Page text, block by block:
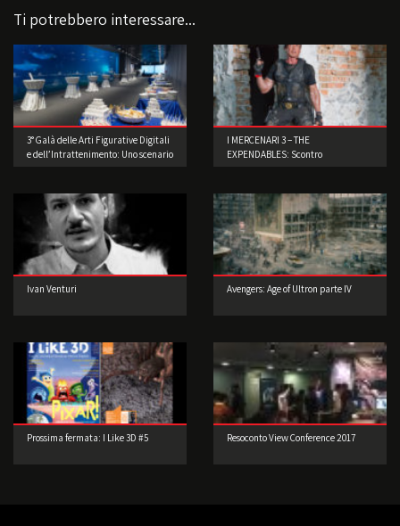
Ti potrebbero interessare...
3° Galà delle Arti Figurative Digitali
e dell’Intrattenimento: Uno scenario
I MERCENARI 3 – THE
EXPENDABLES: Scontro
Ivan Venturi Avengers: Age of Ultron parte IV
Prossima fermata: I Like 3D #5 Resoconto View Conference 2017